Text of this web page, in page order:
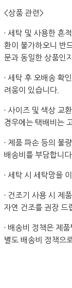
<상품 관련>
· 세탁 및 사용한 흔
환이 불가하오니 반
문과 동일한 상품인
· 세탁 후 오배송 확
려움이 있습니다.
· 사이즈 및 색상 교
경우에는 택배비는
· 제품 파손 등의 불
배송비를 부담합니다.
· 세탁 시 세탁망을
· 건조기 사용 시 제
자연 건조를 권장 드
· 배송비 정책은 제
별도 배송비 정책으